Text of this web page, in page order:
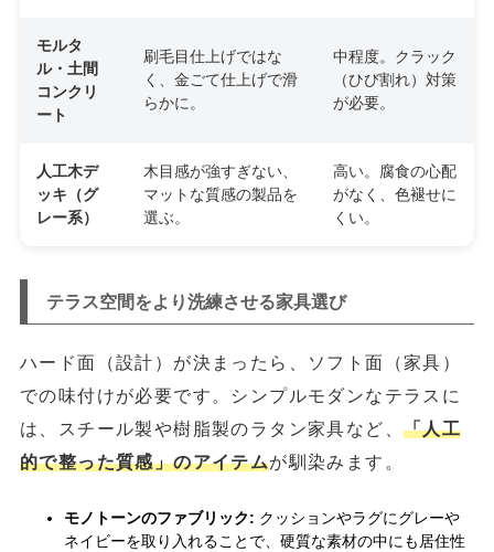
モルタ
ル・土間
コンクリ
ート
刷毛目仕上げではな
く、金ごて仕上げで滑
らかに。
中程度。クラック
（ひび割れ）対策
が必要。
人工木デ
ッキ（グ
レー系）
木目感が強すぎない、
マットな質感の製品を
選ぶ。
高い。腐食の心配
がなく、色褪せに
くい。
テラス空間をより洗練させる家具選び
ハード面（設計）が決まったら、ソフト面（家具）
での味付けが必要です。シンプルモダンなテラスに
は、スチール製や樹脂製のラタン家具など、 「人工
的で整った質感」のアイテムが馴染みます。
モノトーンのファブリック: クッションやラグにグレーや
ネイビーを取り入れることで、硬質な素材の中にも居住性